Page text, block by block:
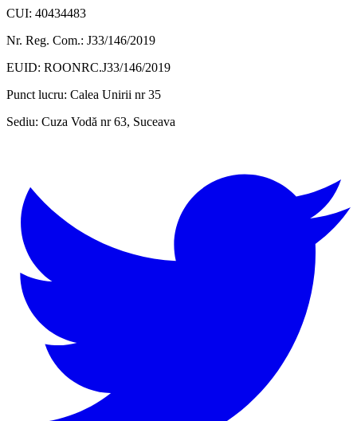
CUI: 40434483
Nr. Reg. Com.: J33/146/2019
EUID: ROONRC.J33/146/2019
Punct lucru: Calea Unirii nr 35
Sediu: Cuza Vodă nr 63, Suceava